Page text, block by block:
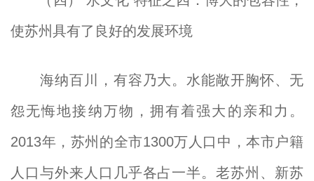
使苏州具有了良好的发展环境
海纳百川，有容乃大。水能敞开胸怀、无
怨无悔地接纳万物，拥有着强大的亲和力。
2013年，苏州的全市1300万人口中，本市户籍
人口与外来人口几乎各占一半。老苏州、新苏